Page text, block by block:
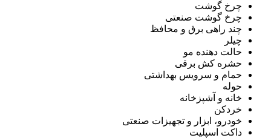
چرخ گوشت
چرخ گوشت صنعتی
چند راهی برق و محافظ
چیلر
حالت دهنده مو
حشره کش برقی
حمام و سرویس بهداشتی
حوله
خانه و آشپزخانه
خردکن
خودرو، ابزار و تجهیزات صنعتی
داکت اسپلیت